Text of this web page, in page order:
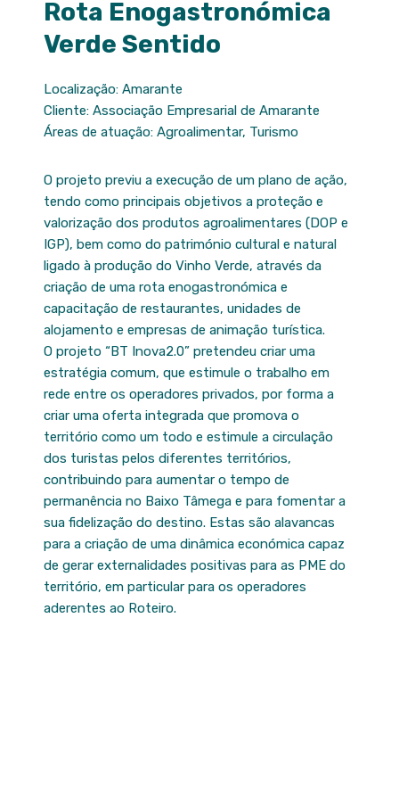
Rota Enogastronómica
Verde Sentido
Localização: Amarante
Cliente: Associação Empresarial de Amarante
Áreas de atuação: Agroalimentar, Turismo
O projeto previu a execução de um plano de ação,
tendo como principais objetivos a proteção e
valorização dos produtos agroalimentares (DOP e
IGP), bem como do património cultural e natural
ligado à produção do Vinho Verde, através da
criação de uma rota enogastronómica e
capacitação de restaurantes, unidades de
alojamento e empresas de animação turística.
O projeto “BT Inova2.0” pretendeu criar uma
estratégia comum, que estimule o trabalho em
rede entre os operadores privados, por forma a
criar uma oferta integrada que promova o
território como um todo e estimule a circulação
dos turistas pelos diferentes territórios,
contribuindo para aumentar o tempo de
permanência no Baixo Tâmega e para fomentar a
sua fidelização do destino. Estas são alavancas
para a criação de uma dinâmica económica capaz
de gerar externalidades positivas para as PME do
território, em particular para os operadores
aderentes ao Roteiro.